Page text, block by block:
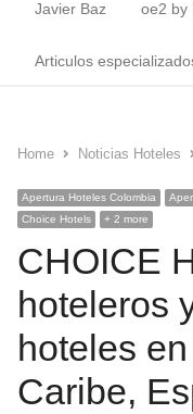
Javier Baz oe2 by
Articulos
Home Noticias Hoteles
Apertura Hoteles Colombia
Choice Hotels
+ 2 more
CHOICE
hoteleros
hoteles
Caribe,